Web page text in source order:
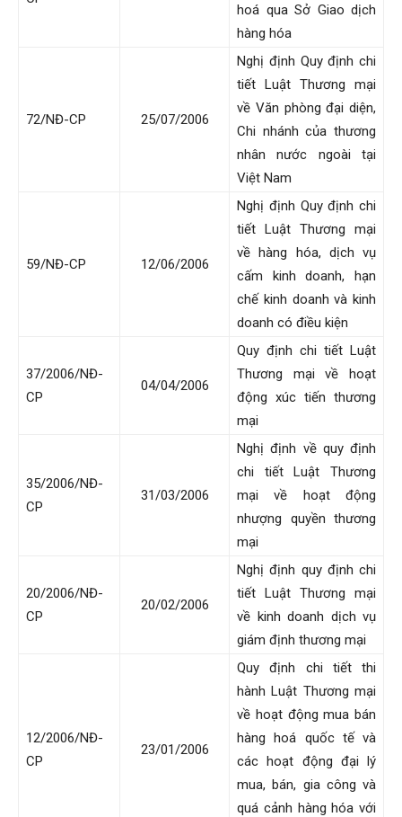
hoá qua Sở Giao dịch
hàng hóa
72/NĐ-CP 25/07/2006
Nghị định Quy định chi
tiết Luật Thương mại
về Văn phòng đại diện,
Chi nhánh của thương
nhân nước ngoài tại
Việt Nam
59/NĐ-CP 12/06/2006
Nghị định Quy định chi
tiết Luật Thương mại
về hàng hóa, dịch vụ
cấm kinh doanh, hạn
chế kinh doanh và kinh
doanh có điều kiện
37/2006/NĐ-
CP
04/04/2006
Quy định chi tiết Luật
Thương mại về hoạt
động xúc tiến thương
mại
35/2006/NĐ-
CP
31/03/2006
Nghị định về quy định
chi tiết Luật Thương
mại về hoạt động
nhượng quyền thương
mại
20/2006/NĐ-
CP
20/02/2006
Nghị định quy định chi
tiết Luật Thương mại
về kinh doanh dịch vụ
giám định thương mại
12/2006/NĐ-
CP
23/01/2006
Quy định chi tiết thi
hành Luật Thương mại
về hoạt động mua bán
hàng hoá quốc tế và
các hoạt động đại lý
mua, bán, gia công và
quá cảnh hàng hóa với